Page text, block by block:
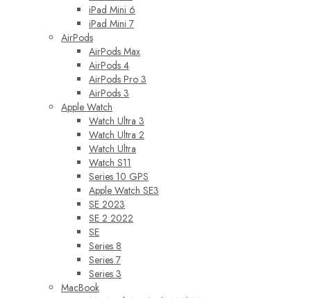
iPad Mini 6
iPad Mini 7
AirPods
AirPods Max
AirPods 4
AirPods Pro 3
AirPods 3
Apple Watch
Watch Ultra 3
Watch Ultra 2
Watch Ultra
Watch S11
Series 10 GPS
Apple Watch SE3
SE 2023
SE 2 2022
SE
Series 8
Series 7
Series 3
MacBook